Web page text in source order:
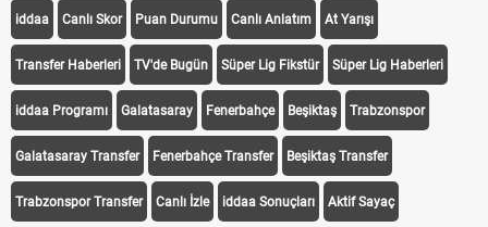
iddaa Canlı Skor Puan Durumu Canlı Anlatım At Yarışı
Transfer Haberleri TV'de Bugün Süper Lig Fikstür Süper Lig Haberleri
iddaa Programı Galatasaray Fenerbahçe Beşiktaş Trabzonspor
Galatasaray Transfer Fenerbahçe Transfer Beşiktaş Transfer
Trabzonspor Transfer Canlı İzle iddaa Sonuçları Aktif Sayaç